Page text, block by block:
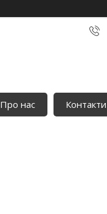
Про нас Контакти